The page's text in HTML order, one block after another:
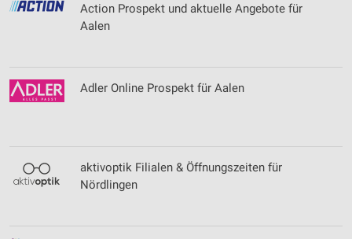
Action Prospekt und aktuelle Angebote für
Aalen
Adler Online Prospekt für Aalen
aktivoptik Filialen & Öffnungszeiten für
Nördlingen